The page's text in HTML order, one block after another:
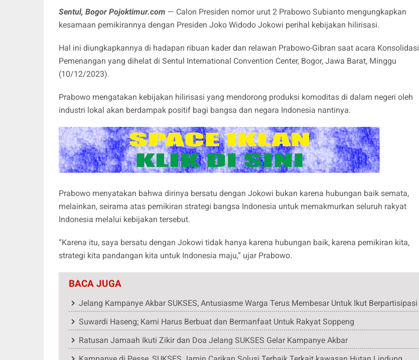
Sentul, Bogor Pojoktimur.com — Calon Presiden nomor urut 2 Prabowo Subianto mengungkapkan
kesamaan pemikirannya dengan Presiden Joko Widodo Jokowi perihal kebijakan hilirisasi.
Hal ini diungkapkannya di hadapan ribuan kader dan relawan Prabowo-Gibran saat acara Konsolidasi
Pemenangan yang dihelat di Sentul International Convention Center, Bogor, Jawa Barat, Minggu
(10/12/2023).
Prabowo mengatakan kebijakan hilirisasi yang mendorong produksi komoditas di dalam negeri oleh
industri lokal akan berdampak positif bagi bangsa dan negara Indonesia nantinya.
Prabowo menyatakan bahwa dirinya bersatu dengan Jokowi bukan karena hubungan baik semata,
melainkan, seirama atas pemikiran strategi bangsa Indonesia untuk memakmurkan seluruh rakyat
Indonesia melalui kebijakan tersebut.
“Karena itu, saya bersatu dengan Jokowi tidak hanya karena hubungan baik, karena pemikiran kita,
strategi kita pandangan kita untuk Indonesia maju,” ujar Prabowo.
BACA JUGA
Jelang Kampanye Akbar SUKSES, Antusiasme Warga Terus Membesar Untuk Ikut Berpartisipasi
Suwardi Haseng; Kami Harus Berbuat dan Bermanfaat Untuk Rakyat Soppeng
Ratusan Jamaah Ikuti Zikir dan Doa Jelang SUKSES Gelar Kampanye Akbar